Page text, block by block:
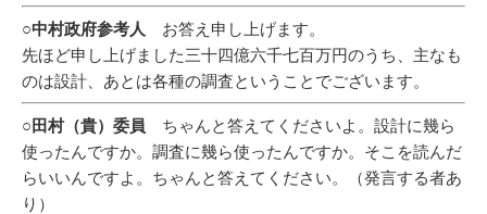
○中村政府参考人
お答え申し上げます。
先ほど申し上げました三十四億六千七百万円のうち、主なも
のは設計、あとは各種の調査ということでございます。
○田村（貴）委員 ちゃんと答えてくださいよ。設計に幾ら
使ったんですか。調査に幾ら使ったんですか。そこを読んだ
らいいんですよ。ちゃんと答えてください。（発言する者あ
り）